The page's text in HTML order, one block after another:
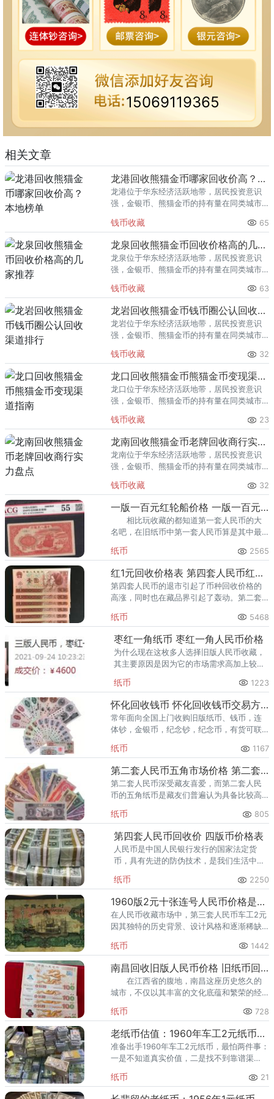
15069119365
相关文章
龙港回收熊猫金币哪家回收价高？本地榜单
龙港位于华东经济活跃地带，居民投资意识
强，金银币、熊猫金币的持有量在同类城市
熊猫金币的需求就明显升温，但鱼龙混杂的
回收渠道里，能精准识别版别溢
钱币收藏 65
龙泉回收熊猫金币回收价格高的几家推荐
龙泉位于华东经济活跃地带，居民投资意识
强，金银币、熊猫金币的持有量在同类城市
熊猫金币的需求就明显升温，但鱼龙混杂的
回收渠道里，能精准识别版别溢
钱币收藏 63
龙岩回收熊猫金币钱币圈公认回收渠道排行
龙岩位于华东经济活跃地带，居民投资意识
强，金银币、熊猫金币的持有量在同类城市
熊猫金币的需求就明显升温，但鱼龙混杂的
回收渠道里，能精准识别版别溢
钱币收藏 32
龙口回收熊猫金币熊猫金币变现渠道指南
龙口位于华东经济活跃地带，居民投资意识
强，金银币、熊猫金币的持有量在同类城市
熊猫金币的需求就明显升温，但鱼龙混杂的
回收渠道里，能精准识别版别溢
钱币收藏 23
龙南回收熊猫金币老牌回收商行实力盘点
龙南位于华东经济活跃地带，居民投资意识
强，金银币、熊猫金币的持有量在同类城市
熊猫金币的需求就明显升温，但鱼龙混杂的
回收渠道里，能精准识别版别溢
钱币收藏 32
一版一百元红轮船价格 一版一百元红轮船价格行情表
相比玩收藏的都知道第一套人民币的大
名吧，在旧纸币中第一套人民币算是其中最
一白银网等财经网站转载内容。
纸币 2565
红1元回收价格表 第四套人民币红一元最新报价收藏价格
第四套人民币的退市引起了币种回收价格的
高涨，同时也在藏品界引起了轰动。第二套
一元。
纸币 5468
枣红一角纸币 枣红一角人民币价格
为什么现在这枚多人选择旧版人民币收藏，
其主要原因是因为它的市场需求高加上较为
看出一二，很多纸币都出现的非常大的涨
幅。
纸币 1223
怀化回收钱币 怀化回收钱币交易方式
常年面向全国上门收购旧版纸币、钱币，连
体钞，金银币，纪念钞，纪念币，有货可联
款，安全有保障。
纸币 1167
第二套人民币五角市场价格 第二套人民币五角收藏价格
第二套人民币深受藏友喜爱，而第二套人民
币的五角纸币是藏友们普遍认为具备比较高
坝，主景图案内容体现了新中国社会主义建
设的风貌，表现了中国共产党革命
纸币 805
第四套人民币回收价 四版币价格表
人民币是中国人民银行发行的国家法定货
币，具有先进的防伪技术，是我们生活中不
银行于1987年开始发行的一套货币，流通使
用时间长达30年，如今虽然
纸币 2250
1960版2元十张连号人民币价格是多少 1960年二元车工纸币价格
在人民币收藏市场中，第三套人民币车工2元
因其独特的历史背景、设计风格和逐渐稀缺
近年来，其市场价格持续上涨，成为收藏市
场的一大亮点。1960年二
纸币 1442
南昌回收旧版人民币价格 旧纸币回收价格表2020
在江西省的腹地，南昌这座历史悠久的
城市，不仅以其丰富的文化底蕴和繁荣的经
席之地。提及“南昌回收旧版人民币价格”，不
禁让人联想到这座古城与旧
纸币 728
老纸币估值：1960年车工2元纸币值多少钱，不同品相差价很大
准备出手1960年车工2元纸币，最怕两件事：
一是不知道真实价值，二是找不到靠谱渠
值逻辑，再给最新回收参考价与上门回收渠
道，帮你卖得明明白
纸币 21